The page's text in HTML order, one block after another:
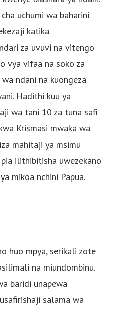
uchumi wa baharini
katika
za uvuvi na vitengo
vya vifaa na soko za
ndani na kuongeza
Hadithi kuu ya
wa tani 10 za tuna safi
Krismasi mwaka wa
mahitaji ya msimu
ilithibitisha uwezekano
mikoa nchini Papua.
huo mpya, serikali zote
na miundombinu.
baridi unapewa
salama wa